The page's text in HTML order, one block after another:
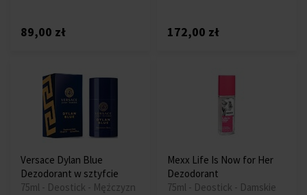
89,00 zł 172,00 zł
Versace Dylan Blue
Dezodorant w sztyfcie
75ml - Deostick - Mężczyzn
Mexx Life Is Now for Her
Dezodorant
75ml - Deostick - Damskie